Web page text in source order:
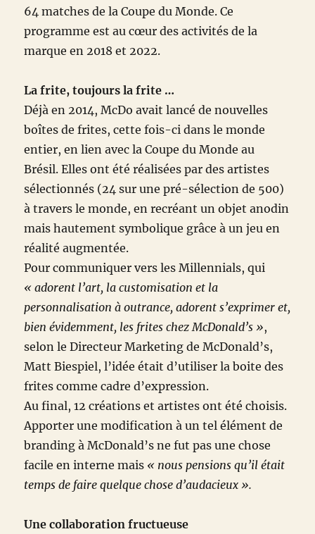
64 matches de la Coupe du Monde. Ce
programme est au cœur des activités de la
marque en 2018 et 2022.
La frite, toujours la frite …
Déjà en 2014, McDo avait lancé de nouvelles
boîtes de frites, cette fois-ci dans le monde
entier, en lien avec la Coupe du Monde au
Brésil. Elles ont été réalisées par des artistes
sélectionnés (24 sur une pré-sélection de 500)
à travers le monde, en recréant un objet anodin
mais hautement symbolique grâce à un jeu en
réalité augmentée.
Pour communiquer vers les Millennials, qui
« adorent l’art, la customisation et la
personnalisation à outrance, adorent s’exprimer et,
bien évidemment, les frites chez McDonald’s »,
selon le Directeur Marketing de McDonald’s,
Matt Biespiel, l’idée était d’utiliser la boite des
frites comme cadre d’expression.
Au final, 12 créations et artistes ont été choisis.
Apporter une modification à un tel élément de
branding à McDonald’s ne fut pas une chose
facile en interne mais « nous pensions qu’il était
temps de faire quelque chose d’audacieux ».
Une collaboration fructueuse